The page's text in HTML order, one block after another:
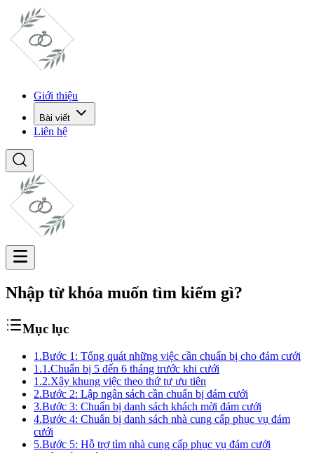
Giới thiệu
Bài viết
Liên hệ
Nhập từ khóa muốn tìm kiếm gì?
Mục lục
1.Bước 1: Tổng quát những việc cần chuẩn bị cho đám cưới
1.1.Chuẩn bị 5 đến 6 tháng trước khi cưới
1.2.Xây khung việc theo thứ tự ưu tiên
2.Bước 2: Lập ngân sách cần chuẩn bị đám cưới
3.Bước 3: Chuẩn bị danh sách khách mời đám cưới
4.Bước 4: Chuẩn bị danh sách nhà cung cấp phục vụ đám
cưới
5.Bước 5: Hỗ trợ tìm nhà cung cấp phục vụ đám cưới